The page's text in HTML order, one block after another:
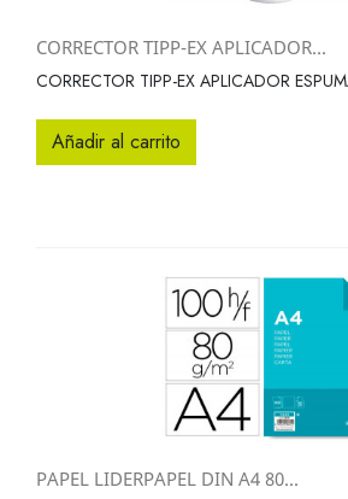
CORRECTOR TIPP-EX APLICADOR...
CORRECTOR TIPP-EX APLICADOR
Añadir al carrito
PAPEL LIDERPAPEL DIN A4 80...